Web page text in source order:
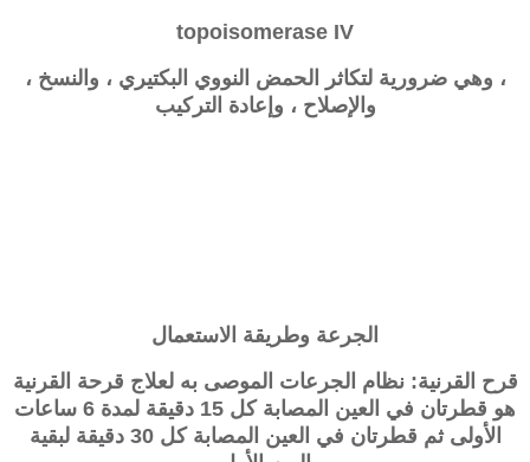
، وهي ضرورية لتكاثر الحمض النووي البكتيري ، والنسخ ،
والإصلاح ، وإعادة التركيب
الجرعة وطريقة الاستعمال
قرح القرنية: نظام الجرعات الموصى به لعلاج قرحة القرنية
هو قطرتان في العين المصابة كل 15 دقيقة لمدة 6 ساعات
الأولى ثم قطرتان في العين المصابة كل 30 دقيقة لبقية